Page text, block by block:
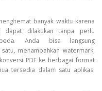
banyak waktu karena
dapat dilakukan tanpa perlu
Anda bisa langsung
menambahkan watermark,
PDF ke berbagai format
tersedia dalam satu aplikasi